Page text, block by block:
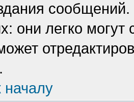
сообщений.
они легко
началу